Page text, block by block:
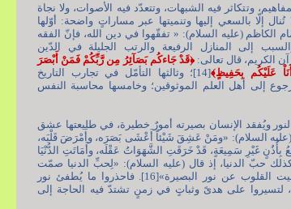
وتتكاثر فيه الشبهات، وتتعدّد فيه الأصوات، ولا نجاة
تُنال إلّا بالسعي إليها وتنميتها عبر مساراتٍ واضحة: أوّلها
الكاظم (عليه السلام): « تفقّهوا في دين الله، فإنّ الفقه
إلى المنازل الرفيعة والرتب الجليلة في الدّين
﴿قَدْ جَاءكُم بَصَآئِرُ مِن رَّبِّكُمْ فَمَنْ أَبْصَرَ
عَلَيْكُم بِحَفِيظٍ﴾
[14]؛ وثالثها التأمّل في تجارب التاريخ
إلى أهل العلم الموثوقين؛ وخامسها محاسبة النفس
ويُفقد الإنسان بصيرته أمورٌ خطيرة، في طليعتها عشق
(عليه السلام): «ومَنْ عَشِقَ شَيْئاً أَعْشَى بَصَرَه، وأَمْرَضَ قَلْبَه،
غَيْرِ سَمِيعَةٍ، قَدْ خَرَقَتِ الشَّهَوَاتُ عَقْلَه، وأَمَاتَتِ الدُّنْيَا
ووَلِهَتْ عَلَيْهَا نَفْسُه»[15]؛ وكذلك حبّ الدنيا، إذ قال (عليه السلام): «لِحبِّ الدنيا صمّت
الأسماع عن سماع الحكمة، وعميت القلوب عن نور البصيرة»[16]. فاحذروا ما يُطفئ نور
لتسيروا على هدىً وثباتٍ في زمنٍ تشتدّ فيه الحاجة إلى